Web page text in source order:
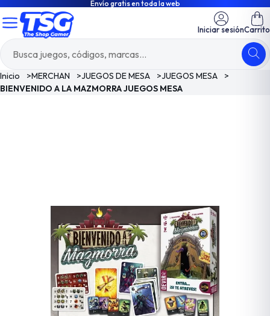
Envío gratis en toda la web
Iniciar sesiónCarrito
Inicio >MERCHAN >JUEGOS DE MESA >JUEGOS MESA
>
BIENVENIDO A LA MAZMORRA JUEGOS MESA